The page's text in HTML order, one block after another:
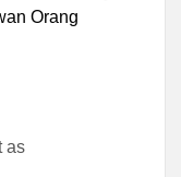
Orang
as